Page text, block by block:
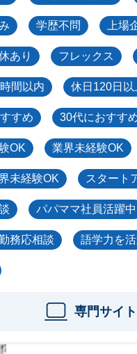
学歴不問 上場
あり フレックス
間以内 休日120日以
すめ 30代におすす
OK 業界未経験OK
未経験OK スタート
パパママ社員活躍中
務応相談 語学力を
専門サイト